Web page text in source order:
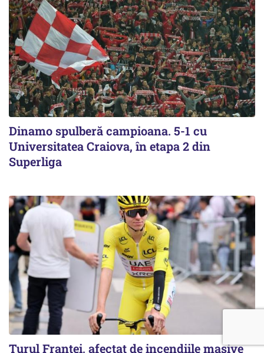
Dinamo spulberă campioana. 5-1 cu
Universitatea Craiova, în etapa 2 din
Superliga
Turul Franţei, afectat de incendiile masive